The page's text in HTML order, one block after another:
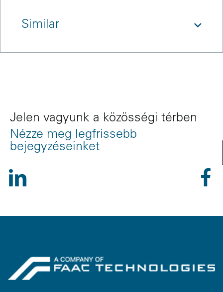
References
Similar
Jelen vagyunk a közösségi térben
Nézze meg legfrissebb
bejegyzéseinket